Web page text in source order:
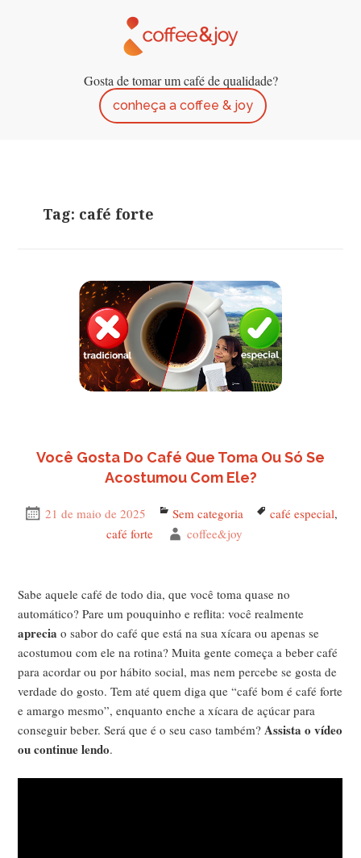
Gosta de tomar um café de qualidade?
conheça a coffee & joy
Tag: café forte
Você Gosta Do Café Que Toma Ou Só Se
Acostumou Com Ele?
Publicado
21 de maio de 2025 Categorias
Sem categoria Tags
café especial,
café forte
Autor
coffee&joy
Sabe aquele café de todo dia, que você toma quase no
automático? Pare um pouquinho e reflita: você realmente
aprecia o sabor do café que está na sua xícara ou apenas se
acostumou com ele na rotina? Muita gente começa a beber café
para acordar ou por hábito social, mas nem percebe se gosta de
verdade do gosto. Tem até quem diga que “café bom é café forte
e amargo mesmo”, enquanto enche a xícara de açúcar para
conseguir beber. Será que é o seu caso também?Assista o vídeo
ou continue lendo.